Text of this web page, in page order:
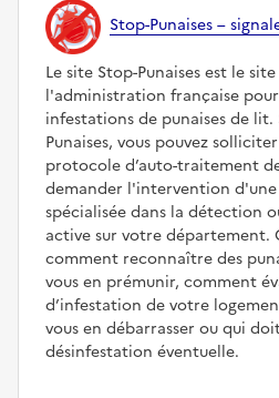
Stop-Punaises –
Le site Stop-Punaises est le
l'administration française
infestations de punaises de lit.
Punaises, vous pouvez
protocole d’auto-traitement
demander l'intervention
spécialisée dans la détection
active sur votre département.
comment reconnaître des
vous en prémunir, comment
d’infestation de votre
vous en débarrasser ou qui
désinfestation éventuelle.